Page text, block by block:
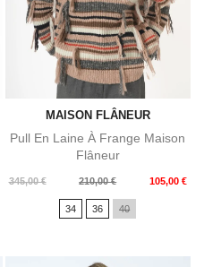
MAISON FLÂNEUR
Pull En Laine À Frange Maison
Flâneur
345,00 €
Prix
210,00 € 105,00 €
Prix
34 36 40